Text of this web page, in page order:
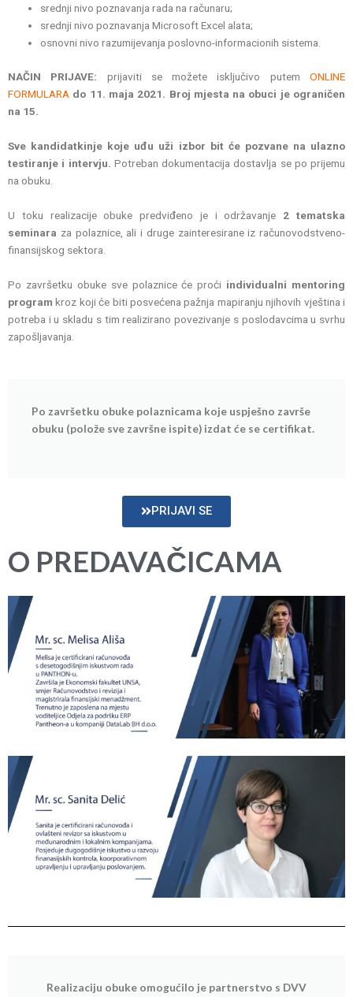
srednji nivo poznavanja rada na računaru;
srednji nivo poznavanja Microsoft Excel alata;
osnovni nivo razumijevanja poslovno-informacionih sistema.
NAČIN PRIJAVE: prijaviti se možete isključivo putemONLINE
FORMULARA do 11. maja 2021. Broj mjesta na obuci je ograničen
na 15.
Sve kandidatkinje koje uđu uži izbor bit će pozvane na ulazno
testiranje i intervju. Potreban dokumentacija dostavlja se po prijemu
na obuku.
U toku realizacije obuke predviđeno je i održavanje 2 tematska
seminara za polaznice, ali i druge zainteresirane iz računovodstveno-
finansijskog sektora.
Po završetku obuke sve polaznice će proći individualni mentoring
program kroz koji će biti posvećena pažnja mapiranju njihovih vještina i
potreba i u skladu s tim realizirano povezivanje s poslodavcima u svrhu
zapošljavanja.
Po završetku obuke polaznicama koje uspješno završe
obuku (polože sve završne ispite) izdat će se certifikat.
PRIJAVI SE
O PREDAVAČICAMA
Realizaciju obuke omogućilo je partnerstvo s DVV